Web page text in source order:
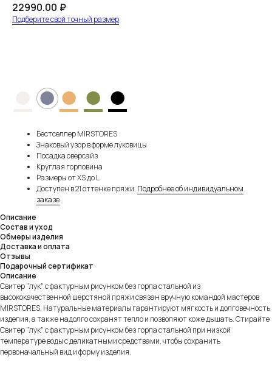
22990.00 ₽
Подберите свой точный размер
●● ● ●
Бестселлер MIRSTORES
Знаковый узор в форме луковицы
Посадка оверсайз
Круглая горловина
Размеры от XS до L
Доступен в 21 оттенке пряжи. Подробнее об индивидуальном
заказе
Описание
Состав и уход
Обмеры изделия
Доставка и оплата
Отзывы
Подарочный сертификат
Описание
Свитер "лук" с фактурным рисунком без горла стальной из
высококачественной шерстяной пряжи связан вручную командой мастеров
MIRSTORES. Натуральные материалы гарантируют мягкость и долговечность
изделия, а также надолго сохранят тепло и позволяют коже дышать. Стирайте
Свитер "лук" с фактурным рисунком без горла стальной при низкой
температуре воды с деликатными средствами, чтобы сохранить
первоначальный вид и форму изделия.